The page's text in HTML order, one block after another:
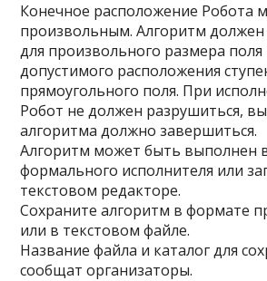
Конечное расположение Робота
произвольным. Алгоритм
для произвольного размера
допустимого расположения
прямоугольного поля. При
Робот не должен разрушиться,
алгоритма должно завершиться.
Алгоритм может быть выполнен
формального исполнителя или
текстовом редакторе.
Сохраните алгоритм в формате
или в текстовом файле.
Название файла и каталог для
сообщат организаторы.